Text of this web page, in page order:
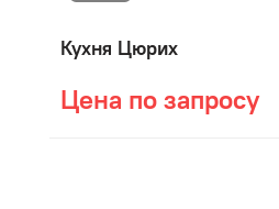
Кухня Цюрих
Цена по запросу